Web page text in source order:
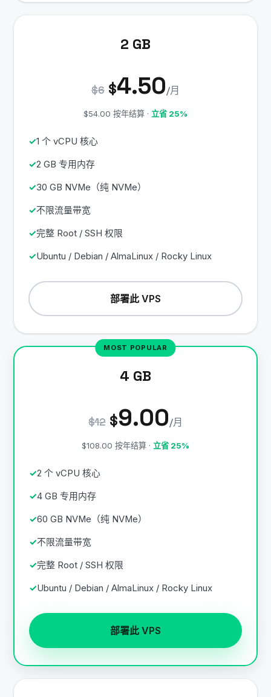
2 GB
$6 $4.50/月
$54.00 按年结算 · 立省 25%
1 个 vCPU 核心
2 GB 专用内存
30 GB NVMe（纯 NVMe）
不限流量带宽
完整 Root / SSH 权限
Ubuntu / Debian / AlmaLinux / Rocky Linux
部署此 VPS
4 GB
$12 $9.00/月
$108.00 按年结算 · 立省 25%
2 个 vCPU 核心
4 GB 专用内存
60 GB NVMe（纯 NVMe）
不限流量带宽
完整 Root / SSH 权限
Ubuntu / Debian / AlmaLinux / Rocky Linux
部署此 VPS